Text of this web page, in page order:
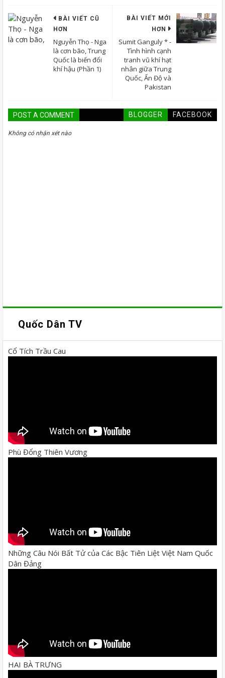
BÀI VIẾT MỚI
HƠN
Sumit Ganguly * -
Tình hình cạnh
tranh vũ khí hạt
nhân giữa Trung
Quốc, Ấn Độ và
Pakistan
BÀI VIẾT CŨ
HƠN
Nguyễn Thọ - Nga
là cơn bão, Trung
Quốc là biến đổi
khí hậu (Phần 1)
POST A COMMENT BLOGGER FACEBOOK
Không có nhận xét nào
Quốc Dân TV
Cổ Tích Trầu Cau
Phù Đổng Thiên Vương
Những Câu Nói Bất Tử của Các Bậc Tiên Liệt Việt Nam Quốc
Dân Đảng
HAI BÀ TRƯNG